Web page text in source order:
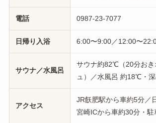
電話 0987-23-7077
日帰り入浴 6:00〜9:00／12:00〜
サウナ／水風呂
サウナ約82℃（20分おき
ュ）／水風呂 約18℃・
アクセス
JR飫肥駅から車約5分／
宮崎ICから車約30分・駐